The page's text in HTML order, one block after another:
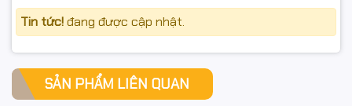
Tin tức!đang được cập nhật.
SẢN PHẨM LIÊN QUAN